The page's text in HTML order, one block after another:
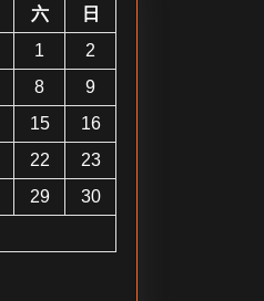
六
日
1
2
8
9
15
16
22
23
29
30